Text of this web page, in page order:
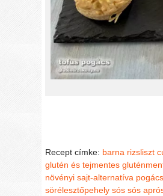
Recept címke: barna rizsliszt
glutén és tejmentes
növényi sajt-alternatíva
sörélesztőpehely sós sós